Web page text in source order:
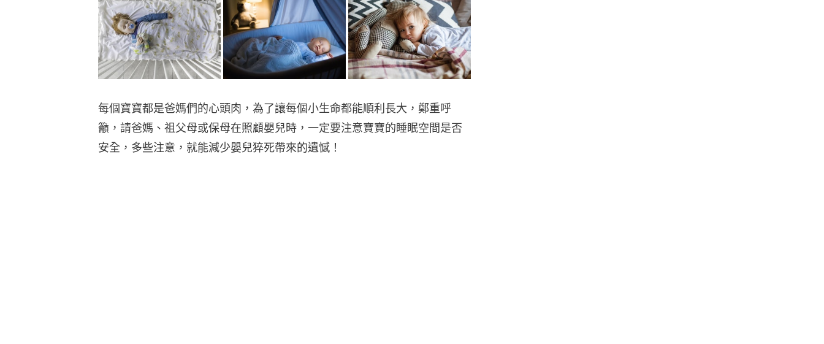
每個寶寶都是爸媽們的心頭肉，為了讓每個小生命都能順利長大，鄭重呼
籲，請爸媽、祖父母或保母在照顧嬰兒時，一定要注意寶寶的睡眠空間是否
安全，多些注意，就能減少嬰兒猝死帶來的遺憾！